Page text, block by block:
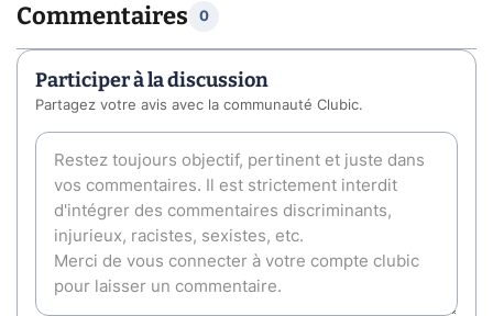
Commentaires 0
Participer à la discussion
Partagez votre avis avec la communauté Clubic.